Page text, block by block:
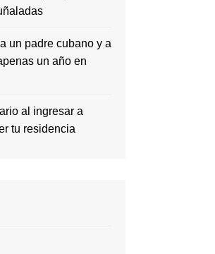
un padre cubano y a
un año en
al ingresar a
tu residencia